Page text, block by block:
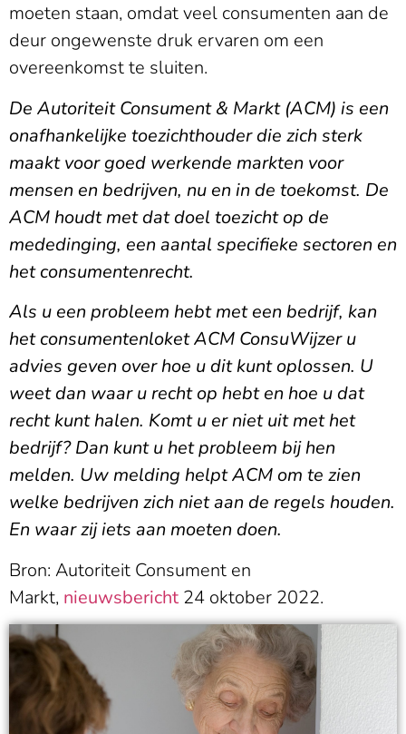
moeten staan, omdat veel consumenten aan de
deur ongewenste druk ervaren om een
overeenkomst te sluiten.
De Autoriteit Consument & Markt (ACM) is een
onafhankelijke toezichthouder die zich sterk
maakt voor goed werkende markten voor
mensen en bedrijven, nu en in de toekomst. De
ACM houdt met dat doel toezicht op de
mededinging, een aantal specifieke sectoren en
het consumentenrecht.
Als u een probleem hebt met een bedrijf, kan
het consumentenloket ACM ConsuWijzer u
advies geven over hoe u dit kunt oplossen. U
weet dan waar u recht op hebt en hoe u dat
recht kunt halen. Komt u er niet uit met het
bedrijf? Dan kunt u het probleem bij hen
melden. Uw melding helpt ACM om te zien
welke bedrijven zich niet aan de regels houden.
En waar zij iets aan moeten doen.
Bron: Autoriteit Consument en
Markt, nieuwsbericht 24 oktober 2022.